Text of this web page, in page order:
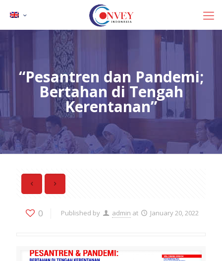
“Pesantren dan Pandemi;
Bertahan di Tengah
Kerentanan”
0 Published by admin at January 20, 2022